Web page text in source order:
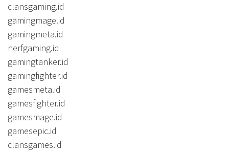
clansgaming.id
gamingmage.id
gamingmeta.id
nerfgaming.id
gamingtanker.id
gamingfighter.id
gamesmeta.id
gamesfighter.id
gamesmage.id
gamesepic.id
clansgames.id